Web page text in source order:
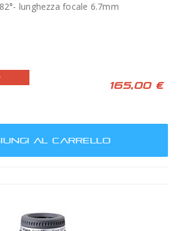
lunghezza focale 6.7mm
165,00 €
AL CARRELLO